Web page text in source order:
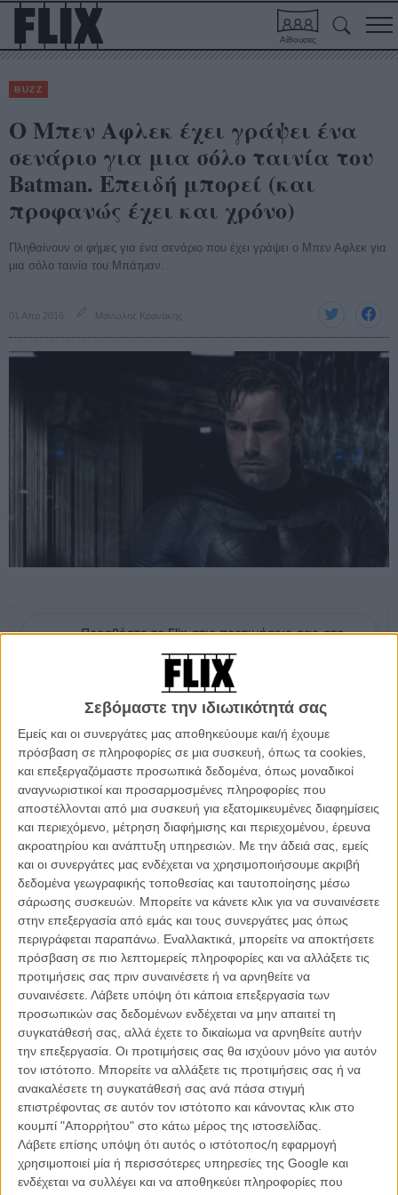
Σεβόμαστε την ιδιωτικότητά σας
Εμείς και οι συνεργάτες μας αποθηκεύουμε και/ή έχουμε
πρόσβαση σε πληροφορίες σε μια συσκευή, όπως τα cookies,
και επεξεργαζόμαστε προσωπικά δεδομένα, όπως μοναδικοί
αναγνωριστικοί και προσαρμοσμένες πληροφορίες που
αποστέλλονται από μια συσκευή για εξατομικευμένες διαφημίσεις
και περιεχόμενο, μέτρηση διαφήμισης και περιεχομένου, έρευνα
ακροατηρίου και ανάπτυξη υπηρεσιών. Με την άδειά σας, εμείς
και οι συνεργάτες μας ενδέχεται να χρησιμοποιήσουμε ακριβή
δεδομένα γεωγραφικής τοποθεσίας και ταυτοποίησης μέσω
σάρωσης συσκευών. Μπορείτε να κάνετε κλικ για να συναινέσετε
στην επεξεργασία από εμάς και τους συνεργάτες μας όπως
περιγράφεται παραπάνω. Εναλλακτικά, μπορείτε να αποκτήσετε
πρόσβαση σε πιο λεπτομερείς πληροφορίες και να αλλάξετε τις
προτιμήσεις σας πριν συναινέσετε ή να αρνηθείτε να
συναινέσετε. Λάβετε υπόψη ότι κάποια επεξεργασία των
προσωπικών σας δεδομένων ενδέχεται να μην απαιτεί τη
συγκατάθεσή σας, αλλά έχετε το δικαίωμα να αρνηθείτε αυτήν
την επεξεργασία. Οι προτιμήσεις σας θα ισχύουν μόνο για αυτόν
τον ιστότοπο. Μπορείτε να αλλάξετε τις προτιμήσεις σας ή να
ανακαλέσετε τη συγκατάθεσή σας ανά πάσα στιγμή
επιστρέφοντας σε αυτόν τον ιστότοπο και κάνοντας κλικ στο
κουμπί "Απορρήτου" στο κάτω μέρος της ιστοσελίδας.
Λάβετε επίσης υπόψη ότι αυτός ο ιστότοπος/η εφαρμογή
χρησιμοποιεί μία ή περισσότερες υπηρεσίες της Google και
ενδέχεται να συλλέγει και να αποθηκεύει πληροφορίες που
Αίθουσες
BUZZ
O Μπεν Αφλεκ έχει γράψει ένα
σενάριο για μια σόλο ταινία του
Batman. Επειδή μπορεί (και
προφανώς έχει και χρόνο)
Πληθαίνουν οι φήμες για ένα σενάριο που έχει γράψει ο Μπεν Αφλεκ για
μια σόλο ταινία του Μπάτμαν.
01 Απρ 2016 Μανώλης Κρανάκης
Προσθέστε το Flix στις προτιμήσεις σας στο
Google
Σύμφωνα με τον Πάτρικ Γουάιτσελ, συνιδρυτή της William Morris
φόρεσε πρόσφατα την κάπα του Σκοτεινού Ιππότη έχει γράψει ένα
σενάριο για μια ταινία του Μπάτμαν - προφανώς με σκοπό να την
αναλάβει ο ίδιος και ως σκηνοθέτης.
Αυτή είναι η ταινία με τον τίτλο «The Batman» που γνωρίζαμε ότι
υπάρχει ήδη από τον Ιούνιο του 2014 - διαβάστε αναλυτικά εδώ
χωρίς όμως να γνωρίζουμε πως ο Μπεν Αφλεκ είχε σκοπό να
υπογράψει και το σενάριο της.
Δείτε ακόμη
[Κανένας «Batman v Superman»! Ερχεται το
«Lego Batman Movie»!](https://flix.gr/news/lego-batman-
movie-first-look.html}